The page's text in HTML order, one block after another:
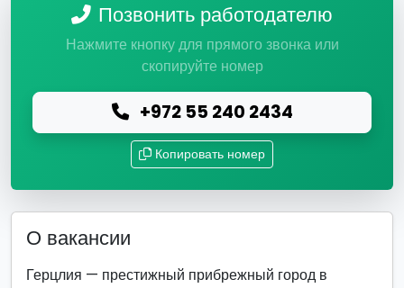
Позвонить работодателю
Нажмите кнопку для прямого звонка или
скопируйте номер
+972 55 240 2434
Копировать номер
О вакансии
Герцлия — престижный прибрежный город в